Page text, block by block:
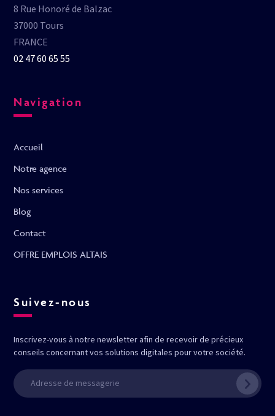
8 Rue Honoré de Balzac
37000 Tours
FRANCE
02 47 60 65 55
Navigation
Accueil
Notre agence
Nos services
Blog
Contact
OFFRE EMPLOIS ALTAIS
Suivez-nous
Inscrivez-vous à notre newsletter afin de recevoir de précieux
conseils concernant vos solutions digitales pour votre société.